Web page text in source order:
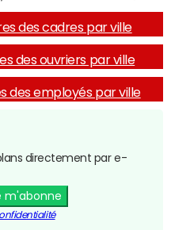
des cadres par ville
des ouvriers par ville
des employés par ville
directement par e-
m'abonne